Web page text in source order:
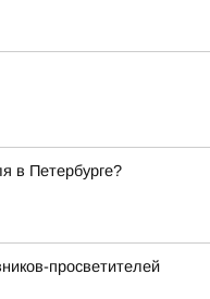
в Петербурге?
просветителей